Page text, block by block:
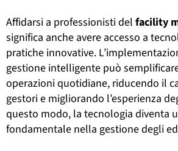
Affidarsi a professionisti del facility
significa anche avere accesso a
pratiche innovative.
gestione intelligente può
operazioni quotidiane, riducendo il
gestori e migliorando l’esperienza
questo modo, la tecnologia diventa
fondamentale nella gestione degli